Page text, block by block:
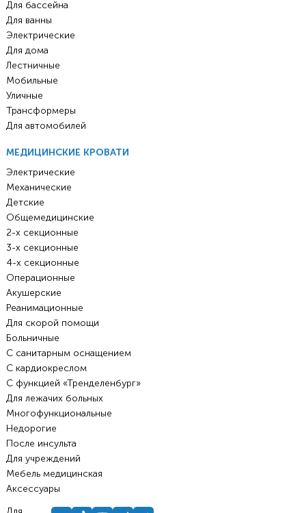
Для бассейна
Для ванны
Электрические
Для дома
Лестничные
Мобильные
Уличные
Трансформеры
Для автомобилей
МЕДИЦИНСКИЕ КРОВАТИ
Электрические
Механические
Детские
Общемедицинские
2-х секционные
3-х секционные
4-х секционные
Операционные
Акушерские
Реанимационные
Для скорой помощи
Больничные
С санитарным оснащением
С кардиокреслом
С функцией «Тренделенбург»
Для лежачих больных
Многофункциональные
Недорогие
После инсульта
Для учреждений
Мебель медицинская
Аксессуары